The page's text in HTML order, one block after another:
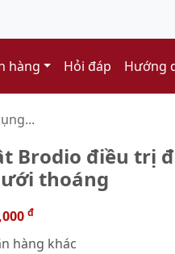
hàng Hỏi đáp Hướng
Brodio điều trị
thoáng
đ
hàng khác